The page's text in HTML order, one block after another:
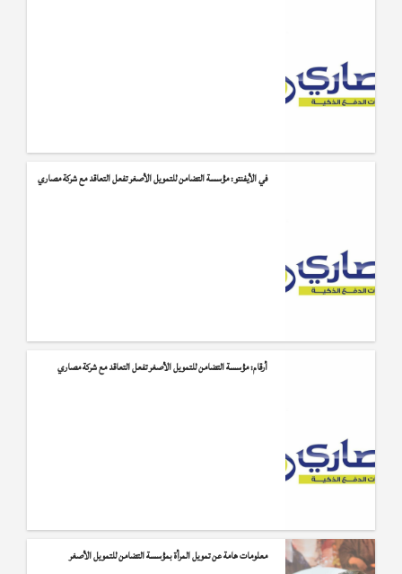
في الأيفنتو: مؤسسة التضامن للتمويل الأصغر تفعل التعاقد مع شركة مصاري
أرقام: مؤسسة التضامن للتمويل الأصغر تفعل التعاقد مع شركة مصاري
معلومات هامة عن تمويل المرأة بمؤسسة التضامن للتمويل الأصغر